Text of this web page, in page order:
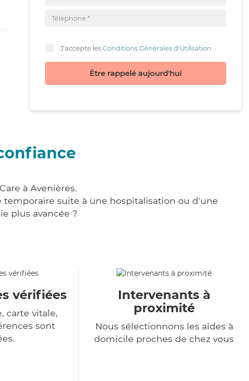
J'accepte lesConditions Générales d'Utilisation
Être rappelé aujourd'hui
à Avenières.
suite à une hospitalisation ou d'une
plus avancée ?
vérifiées
carte vitale,
sont
Intervenants à
proximité
Nous sélectionnons les aides à
domicile proches de chez vous